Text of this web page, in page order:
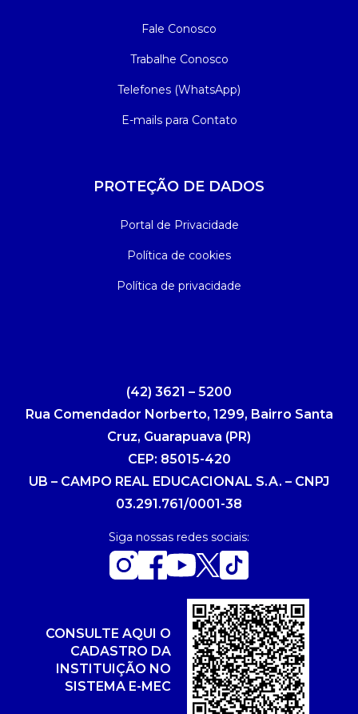
Fale Conosco
Trabalhe Conosco
Telefones (WhatsApp)
E-mails para Contato
PROTEÇÃO DE DADOS
Portal de Privacidade
Política de cookies
Política de privacidade
(42) 3621 – 5200
Rua Comendador Norberto, 1299, Bairro Santa
Cruz, Guarapuava (PR)
CEP: 85015-420
UB – CAMPO REAL EDUCACIONAL S.A. – CNPJ
03.291.761/0001-38
Siga nossas redes sociais:
CONSULTE AQUI O
CADASTRO DA
INSTITUIÇÃO NO
SISTEMA E-MEC